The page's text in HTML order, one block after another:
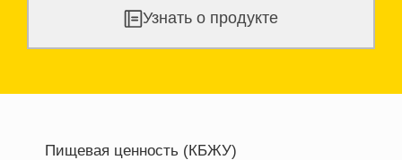
Узнать о продукте
Пищевая ценность (КБЖУ)